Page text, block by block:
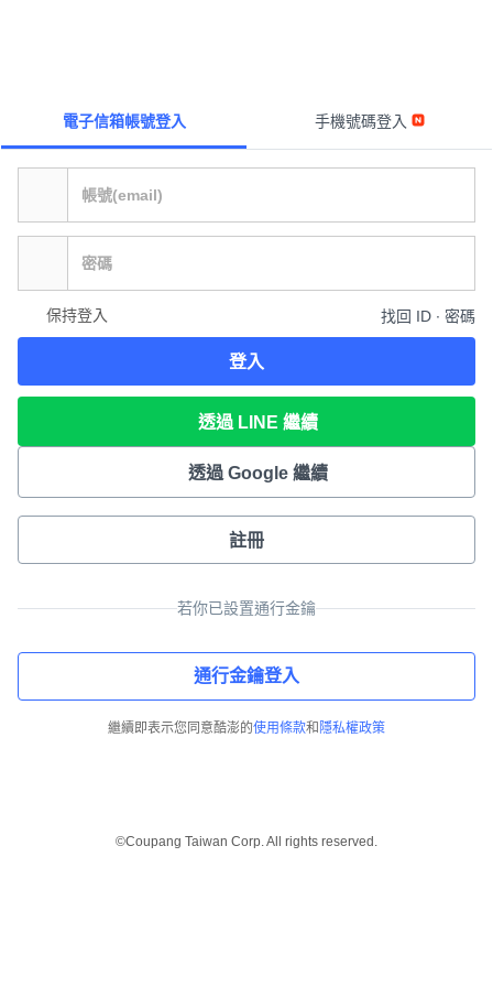
電子信箱帳號登入 手機號碼登入
保持登入 找回 ID ∙ 密碼
登入
透過 LINE 繼續
透過 Google 繼續
註冊
若你已設置通行金鑰
通行金鑰登入
繼續即表示您同意酷澎的使用條款和 隱私權政策
©Coupang Taiwan Corp. All rights reserved.